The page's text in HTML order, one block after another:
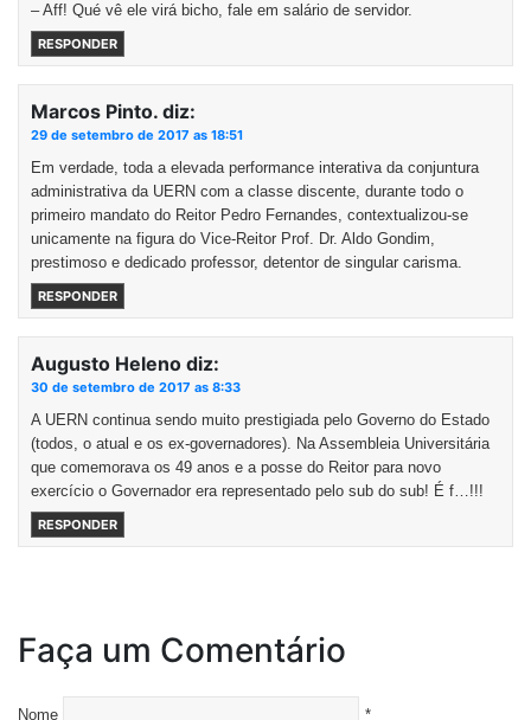
– Aff! Qué vê ele virá bicho, fale em salário de servidor.
RESPONDER
Marcos Pinto. diz:
29 de setembro de 2017 as 18:51
Em verdade, toda a elevada performance interativa da conjuntura
administrativa da UERN com a classe discente, durante todo o
primeiro mandato do Reitor Pedro Fernandes, contextualizou-se
unicamente na figura do Vice-Reitor Prof. Dr. Aldo Gondim,
prestimoso e dedicado professor, detentor de singular carisma.
RESPONDER
Augusto Heleno diz:
30 de setembro de 2017 as 8:33
A UERN continua sendo muito prestigiada pelo Governo do Estado
(todos, o atual e os ex-governadores). Na Assembleia Universitária
que comemorava os 49 anos e a posse do Reitor para novo
exercício o Governador era representado pelo sub do sub! É f…!!!
RESPONDER
Faça um Comentário
Nome *